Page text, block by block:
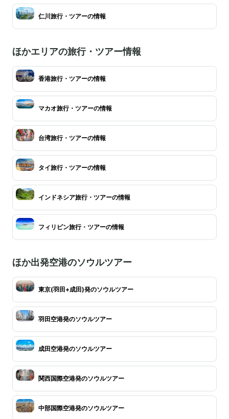
仁川旅行・ツアーの情報
ほかエリアの旅行・ツアー情報
香港旅行・ツアーの情報
マカオ旅行・ツアーの情報
台湾旅行・ツアーの情報
タイ旅行・ツアーの情報
インドネシア旅行・ツアーの情報
フィリピン旅行・ツアーの情報
ほか出発空港のソウルツアー
東京(羽田+成田)発のソウルツアー
羽田空港発のソウルツアー
成田空港発のソウルツアー
関西国際空港発のソウルツアー
中部国際空港発のソウルツアー